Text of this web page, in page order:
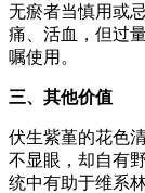
无瘀者当慎用或
痛、活血，但过
嘱使用。
三、其他价值
伏生紫堇的花色
不显眼，却自有
统中有助于维系